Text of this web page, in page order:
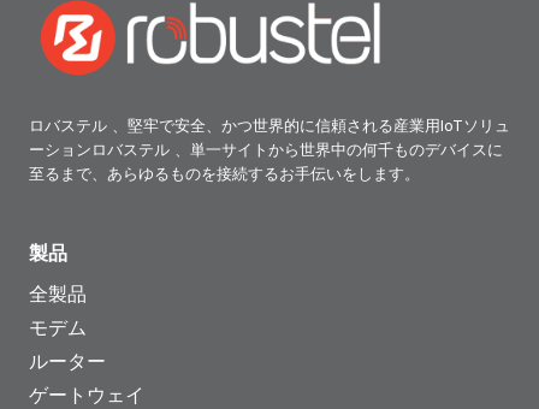
ロバステル 、堅牢で安全、かつ世界的に信頼される産業用IoTソリュ
ーションロバステル 、単一サイトから世界中の何千ものデバイスに
至るまで、あらゆるものを接続するお手伝いをします。
製品
全製品
モデム
ルーター
ゲートウェイ